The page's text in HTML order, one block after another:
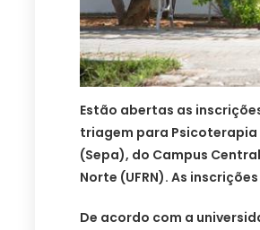
Estão abertas as
triagem para Psicoterapia
(Sepa), do Campus
Norte (UFRN). As
De acordo com a